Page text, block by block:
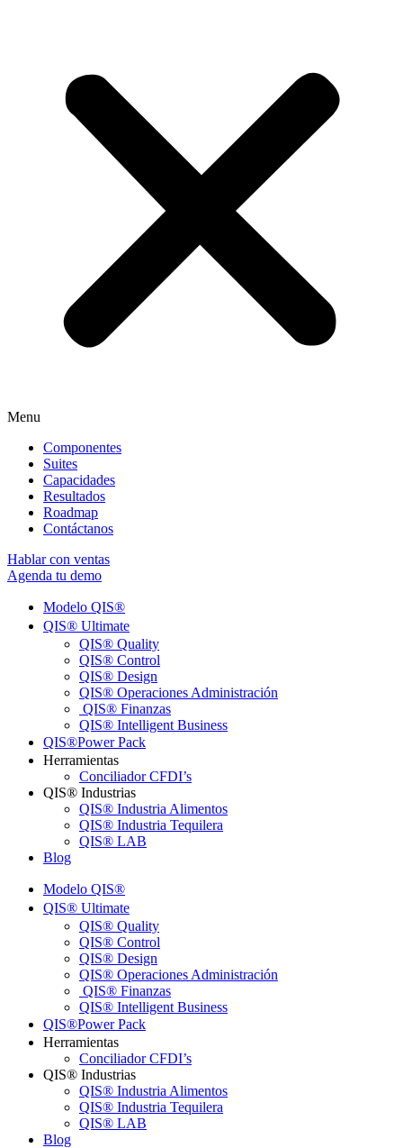
Menu
Componentes
Suites
Capacidades
Resultados
Roadmap
Contáctanos
Hablar con ventas
Agenda tu demo
Modelo QIS®ㅤ
QIS® Ultimateㅤ
QIS® Quality
QIS® Control
QIS® Design
QIS® Operaciones Administración
QIS® Finanzas
QIS® Intelligent Business
QIS®ㅤPower Pack
Herramientas
Conciliador CFDI’s
QIS® Industrias
QIS® Industria Alimentos
QIS® Industria Tequilera
QIS® LAB
Blog
Modelo QIS®ㅤ
QIS® Ultimateㅤ
QIS® Quality
QIS® Control
QIS® Design
QIS® Operaciones Administración
QIS® Finanzas
QIS® Intelligent Business
QIS®ㅤPower Pack
Herramientas
Conciliador CFDI’s
QIS® Industrias
QIS® Industria Alimentos
QIS® Industria Tequilera
QIS® LAB
Blog